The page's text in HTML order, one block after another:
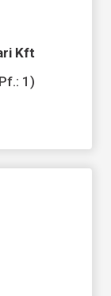
Kft
1)